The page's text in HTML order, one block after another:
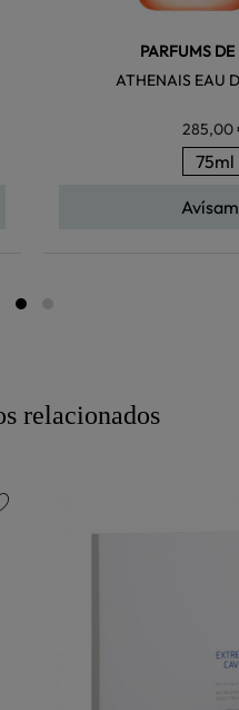
PARFUMS
ATHENAIS EAU
285,00
75ml
relacionados